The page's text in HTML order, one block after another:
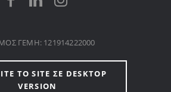
ΤΟ SITE ΣΕ DESKTOP
VERSION
ΓΕΜΗ: 121914222000